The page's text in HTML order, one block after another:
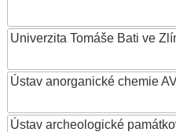
Univerzita Tomáše Bati ve
Ústav anorganické chemie
Ústav archeologické